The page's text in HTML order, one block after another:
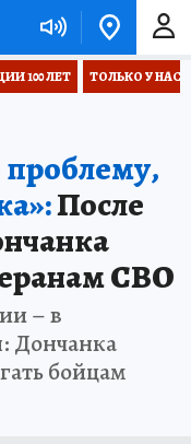
100 ЛЕТ ТОЛЬКО У НАС
проблему,
После
СВО
– в
Дончанка
бойцам